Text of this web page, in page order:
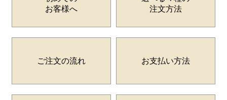
お客様へ
注文方法
ご注文の流れ お支払い方法